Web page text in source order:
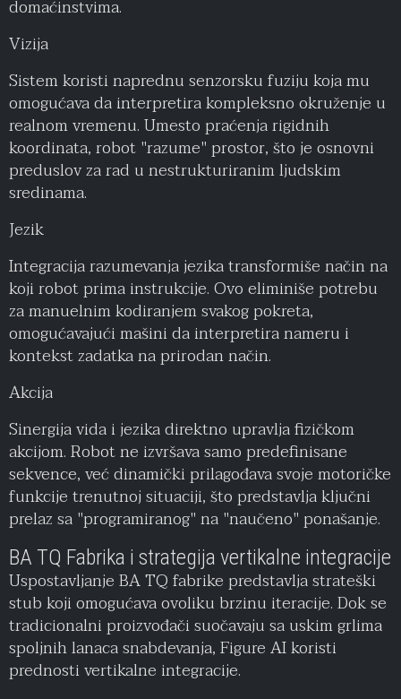
domaćinstvima.
Vizija
Sistem koristi naprednu senzorsku fuziju koja mu
omogućava da interpretira kompleksno okruženje u
realnom vremenu. Umesto praćenja rigidnih
koordinata, robot "razume" prostor, što je osnovni
preduslov za rad u nestrukturiranim ljudskim
sredinama.
Jezik
Integracija razumevanja jezika transformiše način na
koji robot prima instrukcije. Ovo eliminiše potrebu
za manuelnim kodiranjem svakog pokreta,
omogućavajući mašini da interpretira nameru i
kontekst zadatka na prirodan način.
Akcija
Sinergija vida i jezika direktno upravlja fizičkom
akcijom. Robot ne izvršava samo predefinisane
sekvence, već dinamički prilagođava svoje motoričke
funkcije trenutnoj situaciji, što predstavlja ključni
prelaz sa "programiranog" na "naučeno" ponašanje.
BA TQ Fabrika i strategija vertikalne integracije
Uspostavljanje BA TQ fabrike predstavlja strateški
stub koji omogućava ovoliku brzinu iteracije. Dok se
tradicionalni proizvođači suočavaju sa uskim grlima
spoljnih lanaca snabdevanja, Figure AI koristi
prednosti vertikalne integracije.